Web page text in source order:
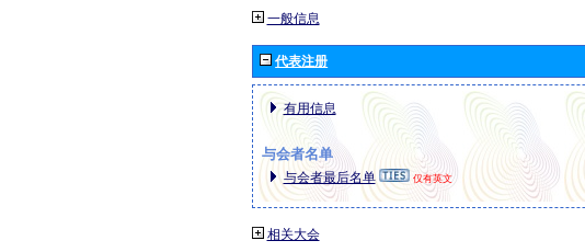
一般信息
代表注册
有用信息
与会者名单
与会者最后名单 仅有英文
相关大会